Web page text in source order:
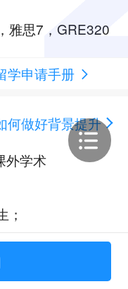
雅思7，GRE320
学申请手册
何做好背景提升
外学术
；
实习